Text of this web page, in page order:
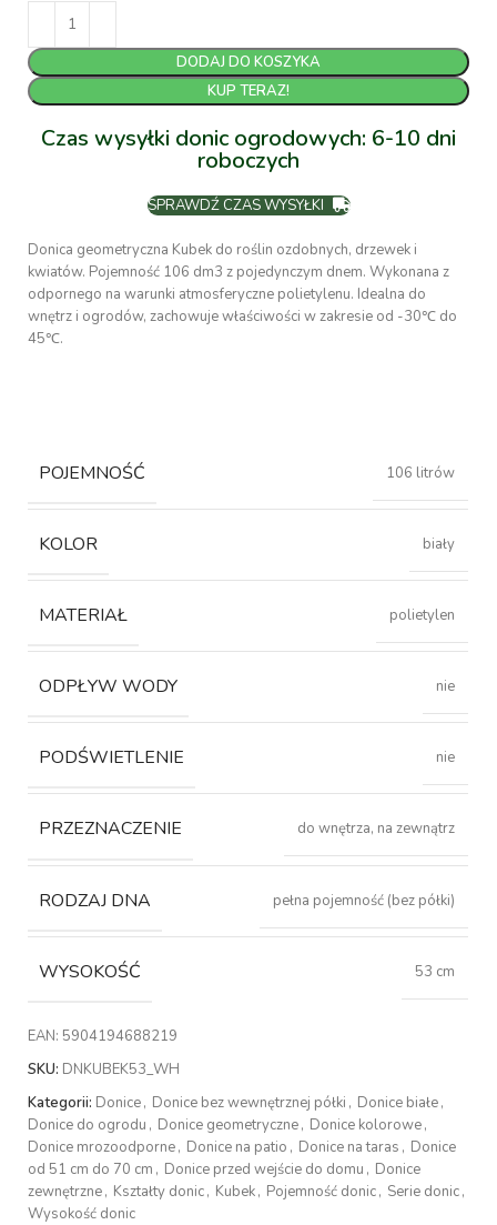
DODAJ DO KOSZYKA
KUP TERAZ!
Czas wysyłki donic ogrodowych: 6-10 dni
roboczych
SPRAWDŹ CZAS WYSYŁKI
Donica geometryczna Kubek do roślin ozdobnych, drzewek i
kwiatów. Pojemność 106 dm3 z pojedynczym dnem. Wykonana z
odpornego na warunki atmosferyczne polietylenu. Idealna do
wnętrz i ogrodów, zachowuje właściwości w zakresie od -30℃ do
45℃.
POJEMNOŚĆ 106 litrów
KOLOR biały
MATERIAŁ polietylen
ODPŁYW WODY nie
PODŚWIETLENIE nie
PRZEZNACZENIE do wnętrza, na zewnątrz
RODZAJ DNA pełna pojemność (bez półki)
WYSOKOŚĆ 53 cm
EAN: 5904194688219
SKU: DNKUBEK53_WH
Kategorii: Donice, Donice bez wewnętrznej półki , Donice białe,
Donice do ogrodu , Donice geometryczne, Donice kolorowe,
Donice mrozoodporne, Donice na patio , Donice na taras , Donice
od 51 cm do 70 cm , Donice przed wejście do domu , Donice
zewnętrzne, Kształty donic, Kubek, Pojemność donic, Serie donic,
Wysokość donic